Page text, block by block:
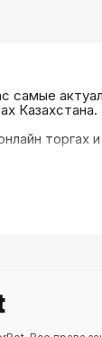
самые
Казахстана.
торгах